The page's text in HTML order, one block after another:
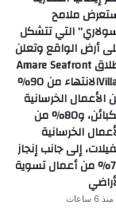
ملامح
التي تتشكل
أرض الواقع وتعلن
إطلاق Amare Seafront
Villasالانتهاء من 90%
الأعمال الخرسانية
للكبائن، و80% من
الخرسانية
إلى جانب إنجاز
70% من أعمال تسوية
منذ 6 ساعات